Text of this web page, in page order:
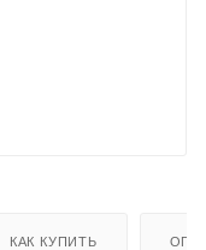
КАК КУПИТЬ